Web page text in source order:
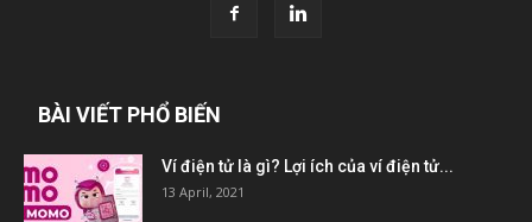
BÀI VIẾT PHỔ BIẾN
Ví điện tử là gì? Lợi ích của ví điện tử...
13 April, 2021